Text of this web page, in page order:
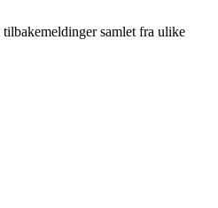
samlet fra ulike